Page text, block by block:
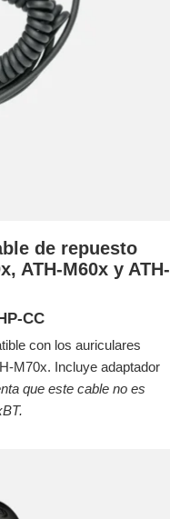
de repuesto
ATH-M60x y ATH-
CC
con los auriculares
M70x. Incluye adaptador
que este cable no es